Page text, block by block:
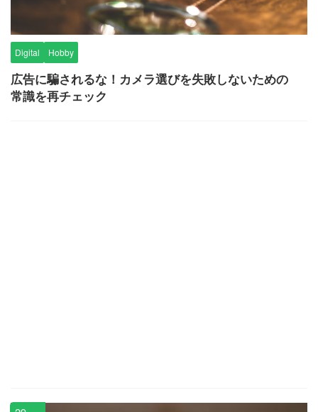
Digital Hobby
広告に騙されるな！カメラ選びを失敗しないための
常識を再チェック